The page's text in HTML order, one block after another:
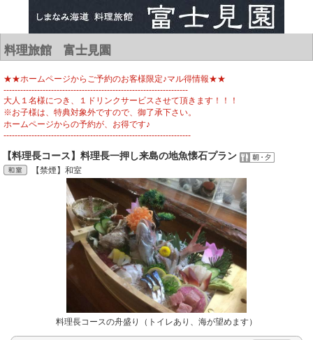
料理旅館 富士見園
★★ホームページからご予約のお客様限定♪マル得情報★★
------------------------------------------------------------------
大人１名様につき、１ドリンクサービスさせて頂きます！！！
※お子様は、特典対象外ですので、御了承下さい。
ホームページからの予約が、お得です♪
-------------------------------------------------------------------
【料理長コース】料理長一押し来島の地魚懐石プラン
【禁煙】和室
料理長コースの舟盛り（トイレあり、海が望めます）